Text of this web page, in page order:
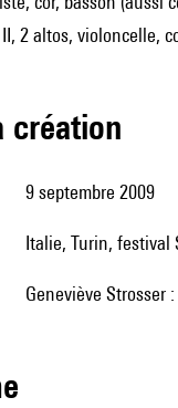
2 altos, violoncelle,
création
9 septembre 2009
Italie, Turin, festival
Geneviève